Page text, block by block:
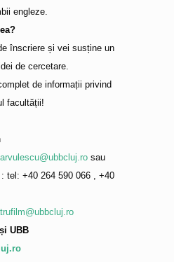
engleze.
înscriere și vei susține un
de cercetare.
de informații privind
facultății!
sau
tel: +40 264 590 066 , +40
UBB